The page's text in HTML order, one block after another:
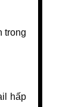
trong
hấp